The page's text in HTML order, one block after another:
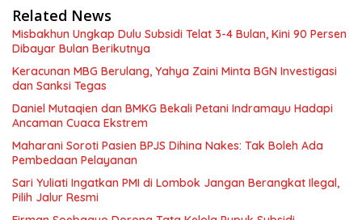
Related News
Misbakhun Ungkap Dulu Subsidi Telat 3-4 Bulan, Kini 90 Persen
Dibayar Bulan Berikutnya
Keracunan MBG Berulang, Yahya Zaini Minta BGN Investigasi
dan Sanksi Tegas
Daniel Mutaqien dan BMKG Bekali Petani Indramayu Hadapi
Ancaman Cuaca Ekstrem
Maharani Soroti Pasien BPJS Dihina Nakes: Tak Boleh Ada
Pembedaan Pelayanan
Sari Yuliati Ingatkan PMI di Lombok Jangan Berangkat Ilegal,
Pilih Jalur Resmi